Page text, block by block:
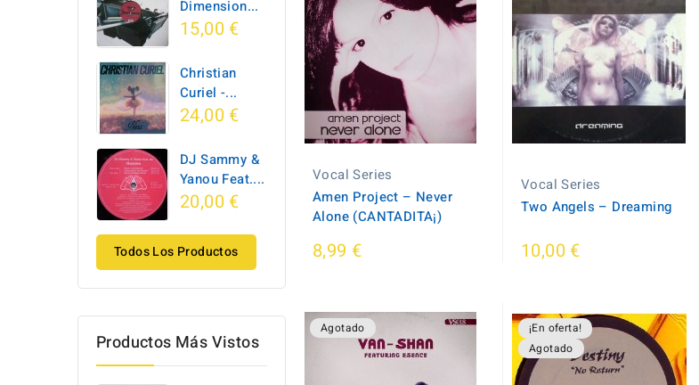
Dimension...
15,00 €
Christian
Curiel -...
24,00 €
DJ Sammy &
Yanou Feat....
20,00 €
Todos Los Productos
Productos Más Vistos
Vocal Series
Amen Project – Never
Alone (CANTADITA¡)
8,99 €
Vocal Series
Two Angels – Dreaming
10,00 €
Agotado
¡En oferta!
Agotado